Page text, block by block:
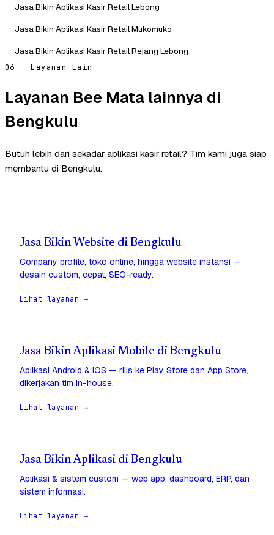
Jasa Bikin Aplikasi Kasir Retail Lebong
Jasa Bikin Aplikasi Kasir Retail Mukomuko
Jasa Bikin Aplikasi Kasir Retail Rejang Lebong
06 — Layanan Lain
Layanan Bee Mata lainnya di
Bengkulu
Butuh lebih dari sekadar aplikasi kasir retail? Tim kami juga siap
membantu di Bengkulu.
Jasa Bikin Website di Bengkulu
Company profile, toko online, hingga website instansi —
desain custom, cepat, SEO-ready.
Lihat layanan →
Jasa Bikin Aplikasi Mobile di Bengkulu
Aplikasi Android & iOS — rilis ke Play Store dan App Store,
dikerjakan tim in-house.
Lihat layanan →
Jasa Bikin Aplikasi di Bengkulu
Aplikasi & sistem custom — web app, dashboard, ERP, dan
sistem informasi.
Lihat layanan →